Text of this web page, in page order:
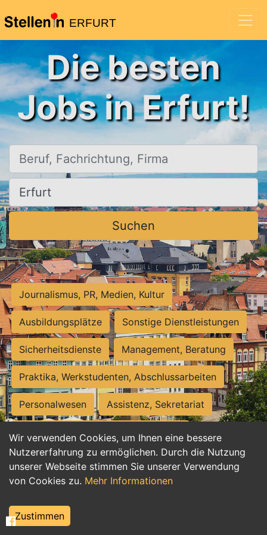
ERFURT
Wir verwenden Cookies, um Ihnen eine bessere
Nutzererfahrung zu ermöglichen. Durch die Nutzung
unserer Webseite stimmen Sie unserer Verwendung
von Cookies zu. Mehr Informationen
Zustimmen
Die besten
Jobs in Erfurt!
Beruf, Fachrichtung, Firma
Ort, Stadt
Suchen
Journalismus, PR, Medien, Kultur
Ausbildungsplätze Sonstige Dienstleistungen
Sicherheitsdienste Management, Beratung
Praktika, Werkstudenten, Abschlussarbeiten
Personalwesen Assistenz, Sekretariat
Hilfskräfte, Aushilfs- und Nebenjobs
Einkauf, Logistik, Materialwirtschaft
Weiterbildung, Studium, duale Ausbildung
Tourismus